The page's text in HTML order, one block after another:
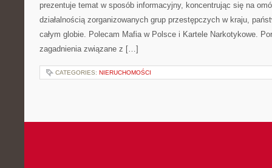
prezentuje temat w sposób informacyjny, koncentrując się na
działalnością zorganizowanych grup przestępczych w kraju,
całym globie. Polecam Mafia w Polsce i Kartele Narkotykowe.
zagadnienia związane z […]
CATEGORIES: NIERUCHOMOŚCI